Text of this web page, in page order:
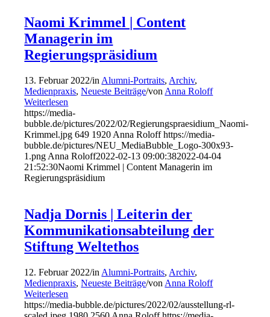
Naomi Krimmel | Content
Managerin im
Regierungspräsidium
13. Februar 2022/in Alumni-Portraits, Archiv,
Medienpraxis,Neueste Beiträge/von Anna Roloff
Weiterlesen
https://media-
bubble.de/pictures/2022/02/Regierungspraesidium_Naomi-
Krimmel.jpg 649 1920 Anna Roloff https://media-
bubble.de/pictures/NEU_MediaBubble_Logo-300x93-
1.png Anna Roloff2022-02-13 09:00:382022-04-04
21:52:30Naomi Krimmel | Content Managerin im
Regierungspräsidium
Nadja Dornis | Leiterin der
Kommunikationsabteilung der
Stiftung Weltethos
12. Februar 2022/in Alumni-Portraits, Archiv,
Medienpraxis,Neueste Beiträge/von Anna Roloff
Weiterlesen
https://media-bubble.de/pictures/2022/02/ausstellung-rl-